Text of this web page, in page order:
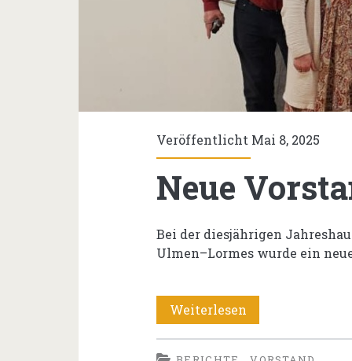
Veröffentlicht Mai 8, 2025
Neue
Bei der diesjährigen
Ulmen–Lormes wurde ein
Weiterlesen
Vorstand